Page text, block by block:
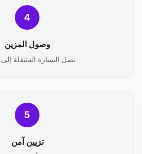
4
وصول المزين
تصل السيارة المتنقلة
5
تزيين آمن